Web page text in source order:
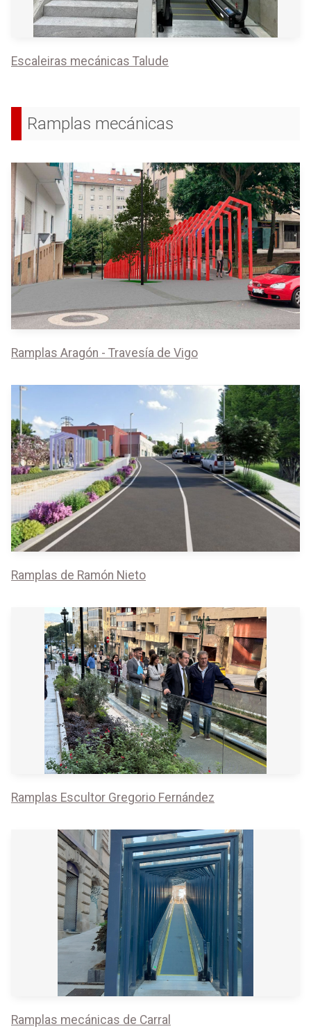
Escaleiras mecánicas Talude
Ramplas mecánicas
Ramplas Aragón - Travesía de Vigo
Ramplas de Ramón Nieto
Ramplas Escultor Gregorio Fernández
Ramplas mecánicas de Carral